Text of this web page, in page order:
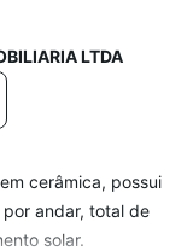
LTDA
cerâmica, possui
andar, total de
solar.